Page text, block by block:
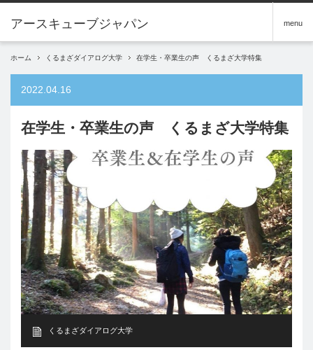
menu
アースキューブジャパン
ホーム くるまざダイアログ大学 在学生・卒業生の声 くるまざ大学特集
2022.04.16
在学生・卒業生の声 くるまざ大学特集
くるまざダイアログ大学